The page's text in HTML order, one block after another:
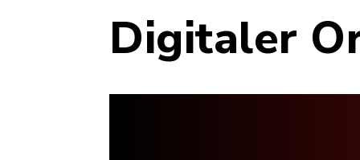
Digitaler